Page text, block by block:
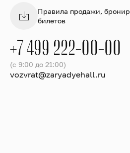
Правила продажи,
билетов
+7 499 222-00-00
(с 9:00 до 21:00)
vozvrat@zaryadyehall.ru